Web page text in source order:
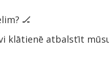
🏒
klātienē atbalstīt